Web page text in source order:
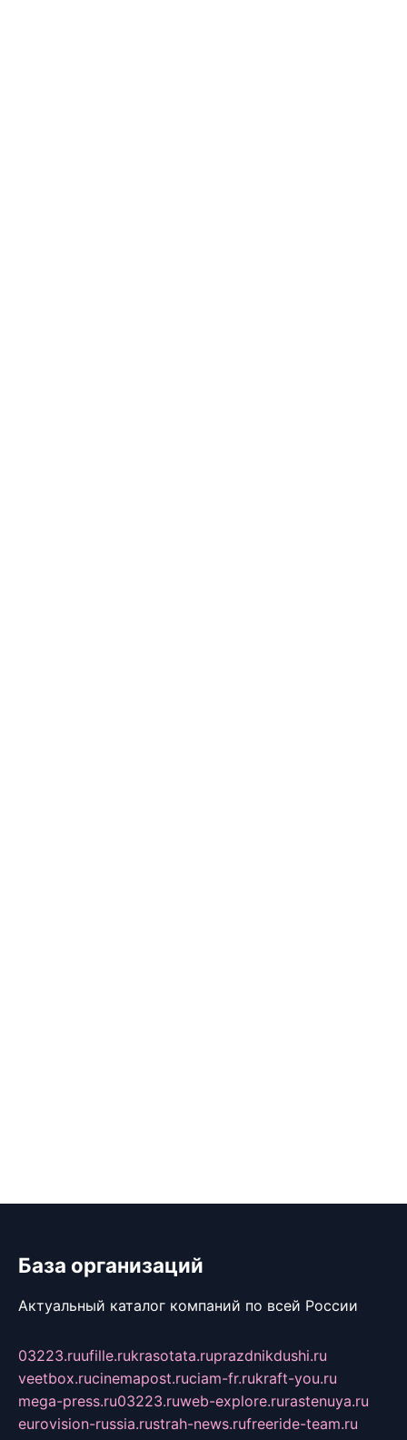
База организаций
Актуальный каталог компаний по всей России
03223.ruufille.rukrasotata.ruprazdnikdushi.ru
veetbox.rucinemapost.ruciam-fr.rukraft-you.ru
mega-press.ru03223.ruweb-explore.rurastenuya.ru
eurovision-russia.rustrah-news.rufreeride-team.ru